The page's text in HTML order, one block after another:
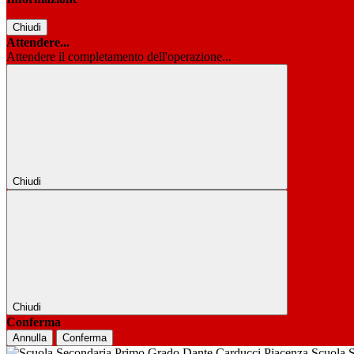
Chiudi
Attendere...
Attendere il completamento dell'operazione...
Chiudi
Chiudi
Conferma
Annulla Conferma